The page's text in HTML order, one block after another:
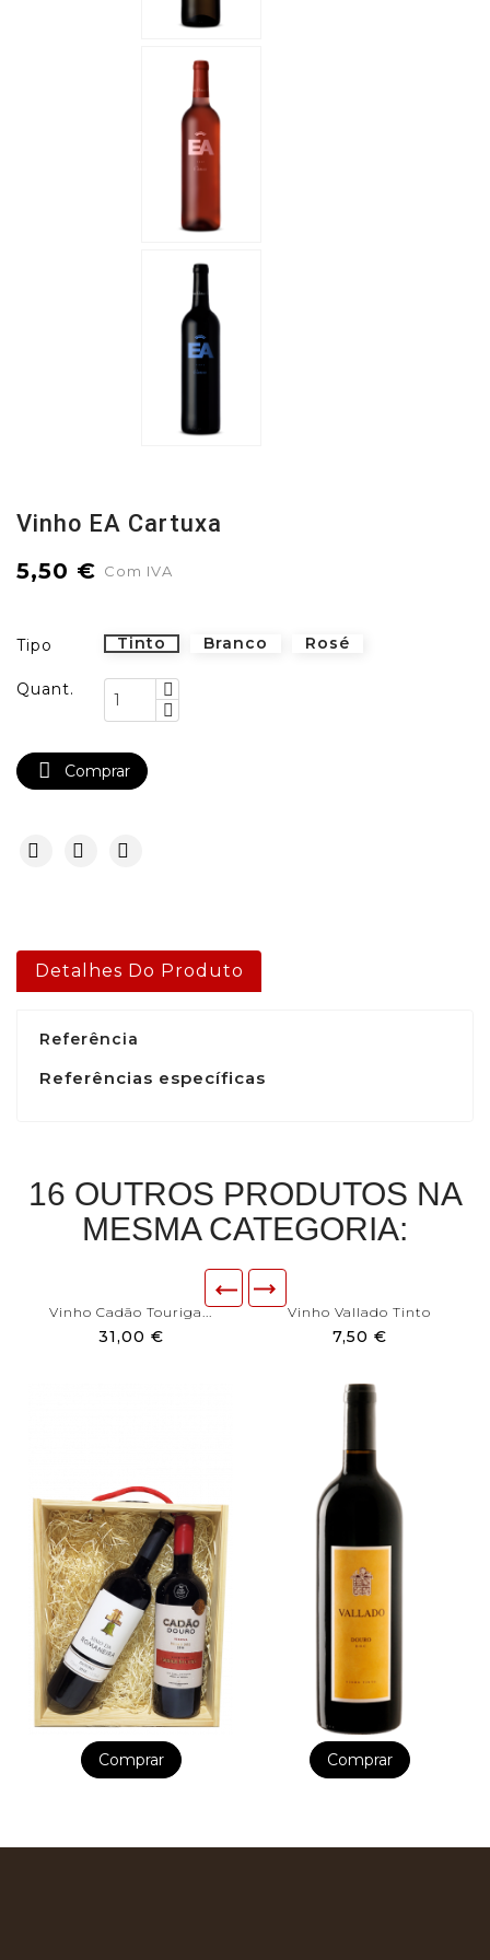
Vinho EA Cartuxa
5,50 € Com IVA
Tipo Tinto Branco Rosé
Quant.
 Comprar
Detalhes Do Produto
Referência
Referências específicas
16 OUTROS PRODUTOS NA
MESMA CATEGORIA:
Vinho Cadão Touriga...
31,00 €
Comprar
Vinho Vallado Tinto
7,50 €
Comprar